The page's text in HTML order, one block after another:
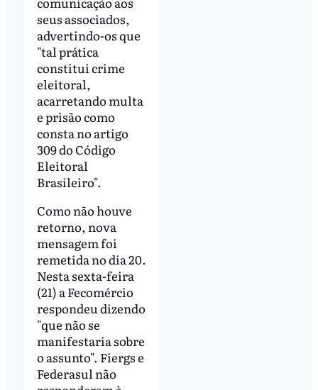
seus associados,
advertindo-os que
"tal prática
constitui crime
eleitoral,
acarretando multa
e prisão como
consta no artigo
309 do Código
Eleitoral
Brasileiro".
Como não houve
retorno, nova
mensagem foi
remetida no dia 20.
Nesta sexta-feira
(21) a Fecomércio
respondeu dizendo
"que não se
manifestaria sobre
o assunto". Fiergs e
Federasul não